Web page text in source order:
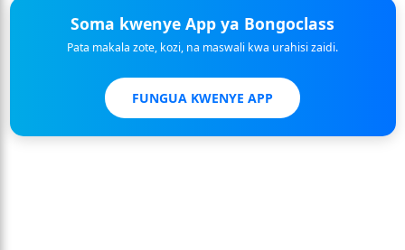
Soma kwenye App ya Bongoclass
Pata makala zote, kozi, na maswali kwa urahisi zaidi.
FUNGUA KWENYE APP